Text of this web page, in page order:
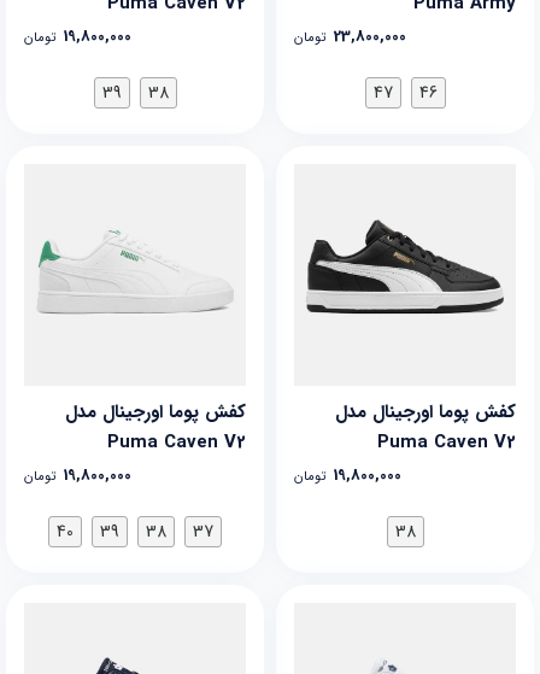
23,800,000 تومان
46
47
19,800,000 تومان
38
39
کفش پوما اورجینال مدل
Puma Caven V2
19,800,000 تومان
38
کفش پوما اورجینال مدل
Puma Caven V2
19,800,000 تومان
37
38
39
40